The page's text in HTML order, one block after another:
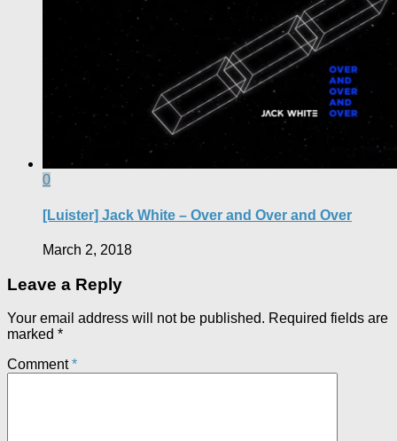
0
[Luister] Jack White – Over and Over and Over
March 2, 2018
Leave a Reply
Your email address will not be published. Required fields are
marked *
Comment*